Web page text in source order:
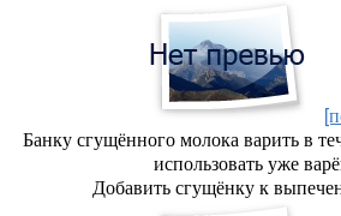
Банку сгущённого молока варить в
использовать уже
Добавить сгущёнку к